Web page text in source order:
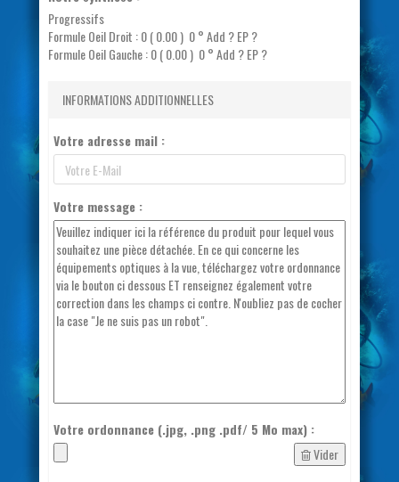
Progressifs
Formule Oeil Droit :0 ( 0.00 ) 0 ° Add ? EP ?
Formule Oeil Gauche :0 ( 0.00 ) 0 ° Add ? EP ?
INFORMATIONS ADDITIONNELLES
Votre adresse mail :
Votre message :
Votre ordonnance (.jpg, .png .pdf/ 5 Mo max) :
Vider